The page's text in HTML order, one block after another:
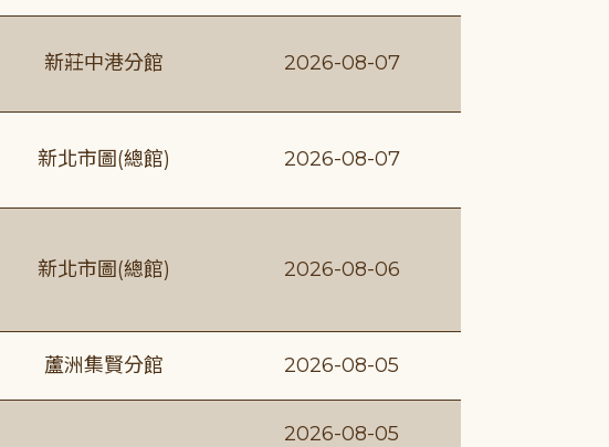
新莊中港分館 2026-08-07
新北市圖(總館) 2026-08-07
新北市圖(總館) 2026-08-06
蘆洲集賢分館 2026-08-05
2026-08-05